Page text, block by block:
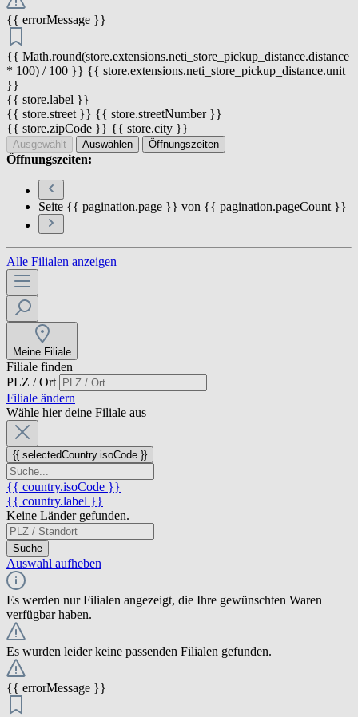
{{ errorMessage }}
{{ Math.round(store.extensions.neti_store_pickup_distance.distance
* 100) / 100 }} {{ store.extensions.neti_store_pickup_distance.unit
}}
{{ store.label }}
{{ store.street }} {{ store.streetNumber }}
{{ store.zipCode }} {{ store.city }}
Ausgewählt Auswählen Öffnungszeiten
Öffnungszeiten:
Seite {{ pagination.page }} von {{ pagination.pageCount }}
Alle Filialen anzeigen
Meine Filiale
Filiale finden
PLZ / Ort
Filiale ändern
Wähle hier deine Filiale aus
{{ selectedCountry.isoCode }}
{{ country.isoCode }}
{{ country.label }}
Keine Länder gefunden.
Suche
Auswahl aufheben
Es werden nur Filialen angezeigt, die Ihre gewünschten Waren
verfügbar haben.
Es wurden leider keine passenden Filialen gefunden.
{{ errorMessage }}